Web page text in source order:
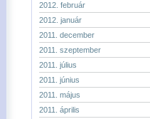
2012. február
2012. január
2011. december
2011. szeptember
2011. július
2011. június
2011. május
2011. április